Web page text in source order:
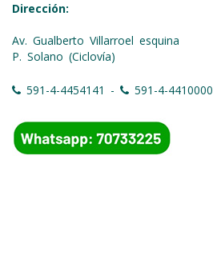
Dirección:
Av. Gualberto Villarroel esquina
P. Solano (Ciclovía)
591-4-4454141 - 591-4-4410000